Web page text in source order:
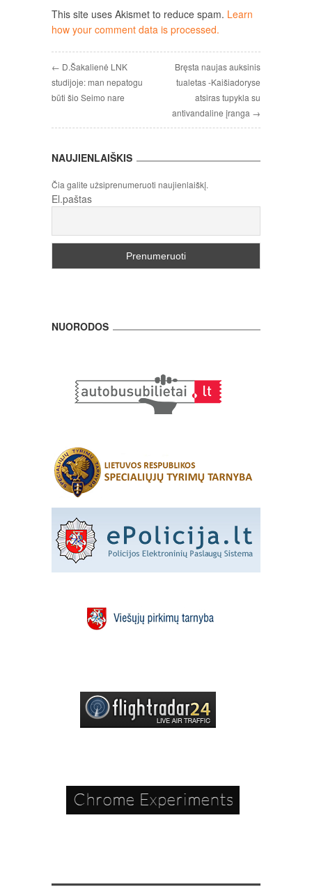
This site uses Akismet to reduce spam. Learn
how your comment data is processed.
← D.Šakalienė LNK
studijoje: man nepatogu
būti šio Seimo nare
Bręsta naujas auksinis
tualetas -Kaišiadoryse
atsiras tupykla su
antivandaline įranga →
NAUJIENLAIŠKIS
Čia galite užsiprenumeruoti naujienlaiškį.
El.paštas
NUORODOS